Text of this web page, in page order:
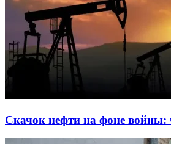
Скачок нефти на фоне войны: